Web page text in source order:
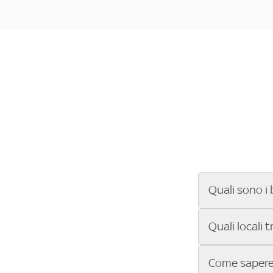
Quali sono i
Se cerchi un
ENILIVE, la
Sky Bar ti
Quali locali
Vuoi sapere
Come